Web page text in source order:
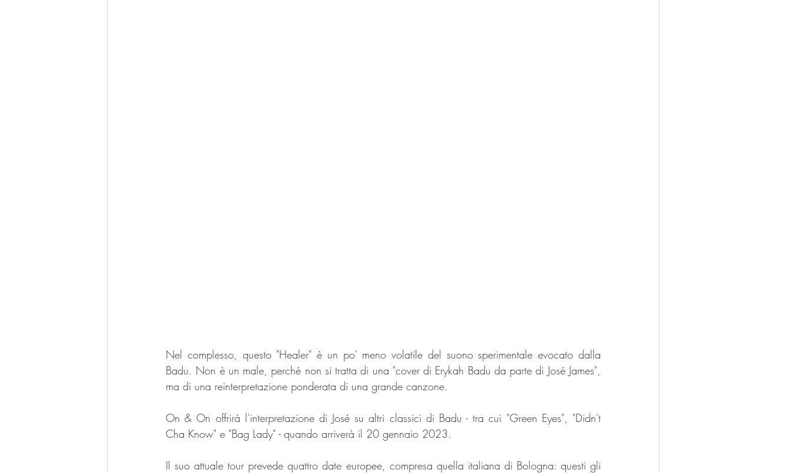
Nel complesso, questo "Healer" è un po' meno volatile del suono sperimentale evocato dalla
Badu. Non è un male, perché non si tratta di una "cover di Erykah Badu da parte di José James",
ma di una reinterpretazione ponderata di una grande canzone.
On & On offrirà l'interpretazione di José su altri classici di Badu - tra cui "Green Eyes", "Didn't
Cha Know" e "Bag Lady" - quando arriverà il 20 gennaio 2023.
Il suo attuale tour prevede quattro date europee, compresa quella italiana di Bologna: questi gli